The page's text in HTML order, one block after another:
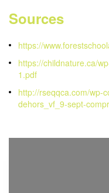
Sources
https://
https://childnature.ca/
1.pdf
http://rseqqca.com/wp-
dehors_vf_9-sept-